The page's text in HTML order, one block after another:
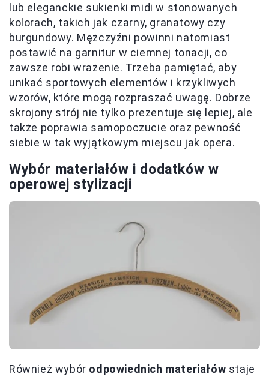
lub eleganckie sukienki midi w stonowanych
kolorach, takich jak czarny, granatowy czy
burgundowy. Mężczyźni powinni natomiast
postawić na garnitur w ciemnej tonacji, co
zawsze robi wrażenie. Trzeba pamiętać, aby
unikać sportowych elementów i krzykliwych
wzorów, które mogą rozpraszać uwagę. Dobrze
skrojony strój nie tylko prezentuje się lepiej, ale
także poprawia samopoczucie oraz pewność
siebie w tak wyjątkowym miejscu jak opera.
Wybór materiałów i dodatków w
operowej stylizacji
Również wybór odpowiednich materiałów staje